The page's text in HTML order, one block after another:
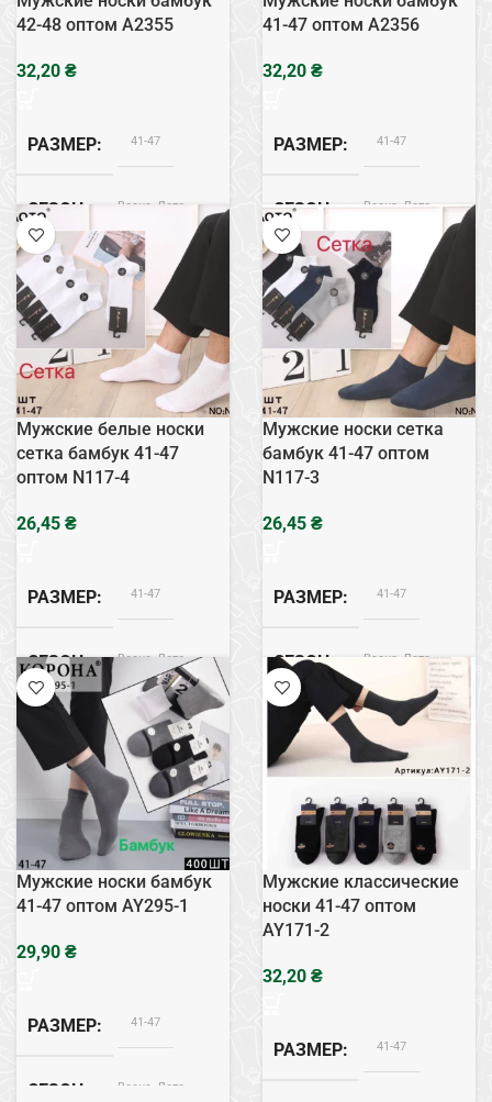
42-48 оптом A2355
₴
РАЗМЕР 41-47
СЕЗОН Весна, Лето
СОСТАВ Бамбук
41-47 оптом A2356
₴
РАЗМЕР 41-47
СЕЗОН Весна, Лето
СОСТАВ Бамбук
Мужские белые носки
сетка бамбук 41-47
оптом N117-4
₴
РАЗМЕР 41-47
СЕЗОН Весна, Лето
СОСТАВ Бамбук
ЦВЕТ Белый
Мужские носки сетка
бамбук 41-47 оптом
N117-3
₴
РАЗМЕР 41-47
СЕЗОН Весна, Лето
СОСТАВ Бамбук
Мужские носки бамбук
41-47 оптом AY295-1
₴
РАЗМЕР 41-47
СЕЗОН Весна, Лето
Мужские классические
носки 41-47 оптом
AY171-2
₴
РАЗМЕР 41-47